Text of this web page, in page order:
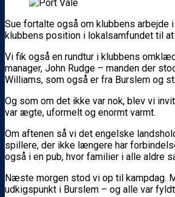
Sue fortalte også om klubbens arbejde
klubbens position i lokalsamfundet til
Vi fik også en rundtur i klubbens
manager, John Rudge – manden der
Williams, som også er fra Burslem og
Og som om det ikke var nok, blev vi
var ægte, uformelt og enormt varmt.
Om aftenen så vi det engelske
spillere, der ikke længere har
også i en pub, hvor familier i alle aldre
Næste morgen stod vi op til kampdag.
udkigspunkt i Burslem – og alle var